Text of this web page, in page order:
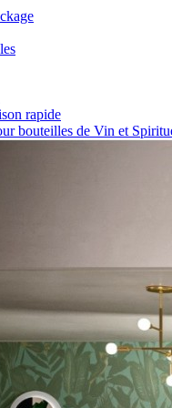
rapide
bouteilles de Vin et